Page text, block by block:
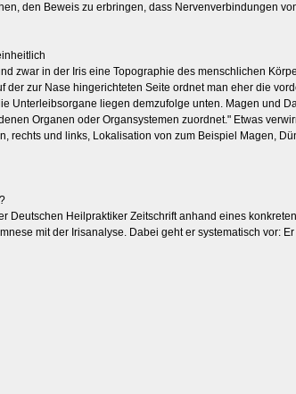
den Beweis zu erbringen, dass Nervenverbindungen
zwar in der Iris eine Topographie des menschlichen
der zur Nase hingerichteten Seite ordnet man eher die
Unterleibsorgane liegen demzufolge unten. Magen und
Organen oder Organsystemen zuordnet." Etwas
rechts und links, Lokalisation von zum Beispiel Magen,
Deutschen Heilpraktiker Zeitschrift anhand eines
mit der Irisanalyse. Dabei geht er systematisch vor: